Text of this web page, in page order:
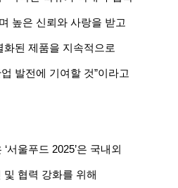
높은 신뢰와 사랑을 받고
된 제품을 지속적으로
발전에 기여할 것”이라고
서울푸드 2025’은 국내외
협력 강화를 위해